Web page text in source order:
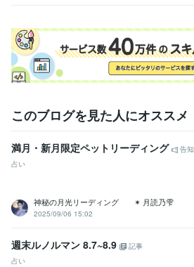
このブログを見た人にオススメ
満月・新月限定ペットリーディング
告知
占い
神秘の月光リーディング ✴︎ 月読乃雫
2025/09/06 15:02
週末ルノルマン 8.7~8.9
記事
占い